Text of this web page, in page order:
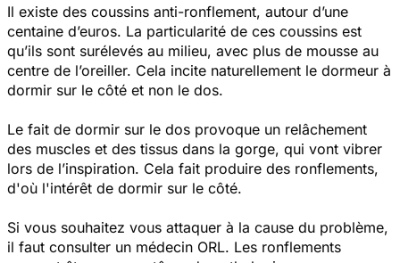
Il existe des coussins anti-ronflement, autour d’une
centaine d’euros. La particularité de ces coussins est
qu’ils sont surélevés au milieu, avec plus de mousse au
centre de l’oreiller. Cela incite naturellement le dormeur à
dormir sur le côté et non le dos.
Le fait de dormir sur le dos provoque un relâchement
des muscles et des tissus dans la gorge, qui vont vibrer
lors de l’inspiration. Cela fait produire des ronflements,
d'où l'intérêt de dormir sur le côté.
Si vous souhaitez vous attaquer à la cause du problème,
il faut consulter un médecin ORL. Les ronflements